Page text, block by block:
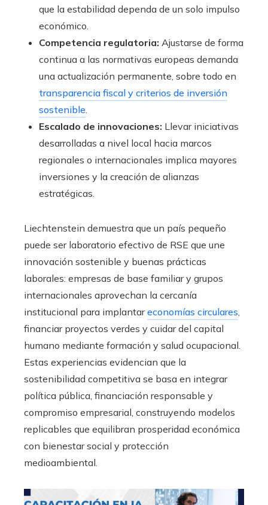
que la estabilidad dependa de un solo impulso
económico.
Competencia regulatoria: Ajustarse de forma
continua a las normativas europeas demanda
una actualización permanente, sobre todo en
transparencia fiscal y criterios de inversión
sostenible
Escalado de innovaciones: Llevar iniciativas
desarrolladas a nivel local hacia marcos
regionales o internacionales implica mayores
inversiones y la creación de alianzas
estratégicas.
Liechtenstein demuestra que un país pequeño
puede ser laboratorio efectivo de RSE que une
innovación sostenible y buenas prácticas
laborales: empresas de base familiar y grupos
internacionales aprovechan la cercanía
institucional para implantareconomías circulares
financiar proyectos verdes y cuidar del capital
humano mediante formación y salud ocupacional.
Estas experiencias evidencian que la
sostenibilidad competitiva se basa en integrar
política pública, financiación responsable y
compromiso empresarial, construyendo modelos
replicables que equilibran prosperidad económica
con bienestar social y protección
medioambiental.